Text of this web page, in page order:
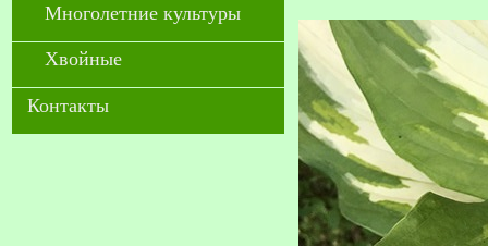
Многолетние культуры
Хвойные
Контакты